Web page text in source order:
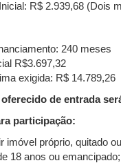
R$ 2.939,68 (Dois
240 meses
R$3.697,32
exigida: R$ 14.789,26
de entrada
participação:
imóvel próprio, quitado
18 anos ou emancipado;